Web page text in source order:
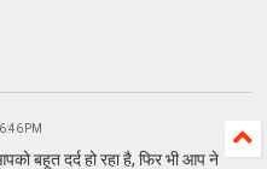
PM
बहूत दर्द हो रहा है, फिर भी आप ने